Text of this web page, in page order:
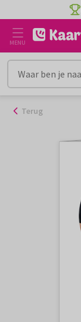
naar
inhoud
MENU
Terug